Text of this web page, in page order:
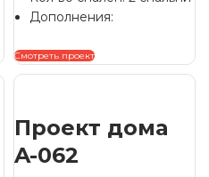
Дополнения:
Смотреть проект
Проект дома
A-062